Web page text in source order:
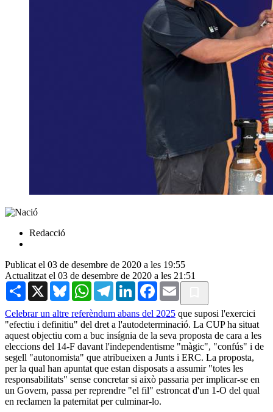
Redacció
Publicat el 03 de desembre de 2020 a les 19:55
Actualitzat el 03 de desembre de 2020 a les 21:51
Share X BlueskyWhatsAppTelegramLinkedInFacebook
Email
Celebrar un altre referèndum abans del 2025 que suposi l'exercici
"efectiu i definitiu" del dret a l'autodeterminació. La CUP ha situat
aquest objectiu com a buc insígnia de la seva proposta de cara a les
eleccions del 14-F davant l'independentisme "màgic", "confús" i de
segell "autonomista" que atribueixen a Junts i ERC. La proposta,
per la qual han apuntat que estan disposats a assumir "totes les
responsabilitats" sense concretar si això passaria per implicar-se en
un Govern, passa per reprendre "el fil" estroncat d'un 1-O del qual
en reclamen la paternitat per culminar-lo.